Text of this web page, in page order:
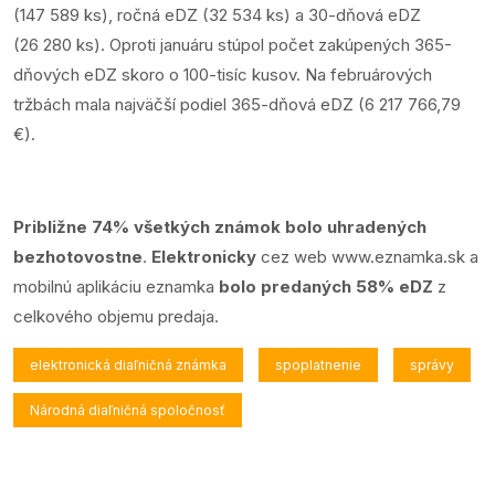
(147 589 ks), ročná eDZ (32 534 ks) a 30-dňová eDZ
(26 280 ks). Oproti januáru stúpol počet zakúpených 365-
dňových eDZ skoro o 100-tisíc kusov. Na februárových
tržbách mala najväčší podiel 365-dňová eDZ (6 217 766,79
€).
Približne 74% všetkých známok bolo uhradených
bezhotovostne. Elektronicky cez web www.eznamka.sk a
mobilnú aplikáciu eznamka bolo predaných 58% eDZ z
celkového objemu predaja.
elektronická diaľničná známka spoplatnenie správy
Národná diaľničná spoločnosť